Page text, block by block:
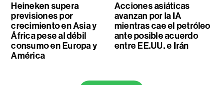
Heineken supera
previsiones por
crecimiento en Asia y
África pese al débil
consumo en Europa y
América
Acciones asiáticas
avanzan por la IA
mientras cae el petróleo
ante posible acuerdo
entre EE.UU. e Irán